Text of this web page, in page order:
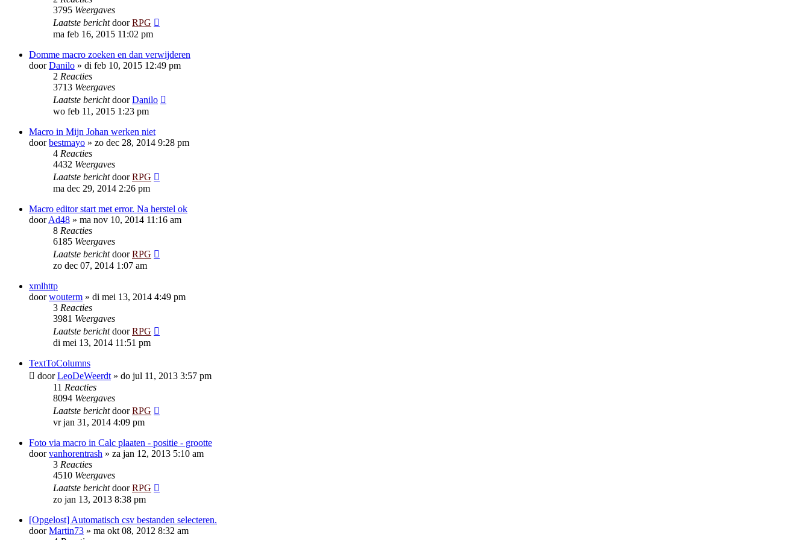
3795 Weergaves
Laatste berichtdoorRPG
ma feb 16, 2015 11:02 pm
Domme macro zoeken en dan verwijderen
doorDanilo » di feb 10, 2015 12:49 pm
2 Reacties
3713 Weergaves
Laatste berichtdoorDanilo
wo feb 11, 2015 1:23 pm
Macro in Mijn Johan werken niet
doorbestmayo » zo dec 28, 2014 9:28 pm
4 Reacties
4432 Weergaves
Laatste berichtdoorRPG
ma dec 29, 2014 2:26 pm
Macro editor start met error. Na herstel ok
doorAd48 » ma nov 10, 2014 11:16 am
8 Reacties
6185 Weergaves
Laatste berichtdoorRPG
zo dec 07, 2014 1:07 am
xmlhttp
doorwouterm » di mei 13, 2014 4:49 pm
3 Reacties
3981 Weergaves
Laatste berichtdoorRPG
di mei 13, 2014 11:51 pm
TextToColumns
doorLeoDeWeerdt » do jul 11, 2013 3:57 pm
11 Reacties
8094 Weergaves
Laatste berichtdoorRPG
vr jan 31, 2014 4:09 pm
Foto via macro in Calc plaaten - positie - grootte
doorvanhorentrash » za jan 12, 2013 5:10 am
3 Reacties
4510 Weergaves
Laatste berichtdoorRPG
zo jan 13, 2013 8:38 pm
[Opgelost] Automatisch csv bestanden selecteren.
doorMartin73 » ma okt 08, 2012 8:32 am